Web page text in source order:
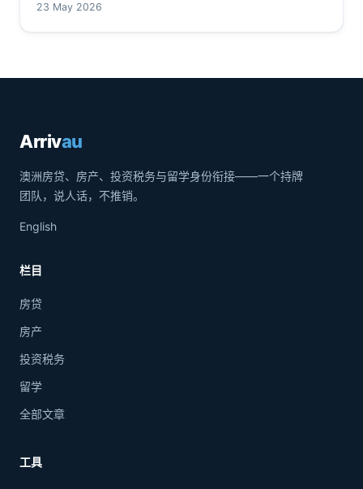
量化揭露高成本、交叉担保与清盘程序中的致命盲区。
23 May 2026
Arrivau
澳洲房贷、房产、投资税务与留学身份衔接——一个持牌
团队，说人话，不推销。
English
栏目
房贷
房产
投资税务
留学
全部文章
工具